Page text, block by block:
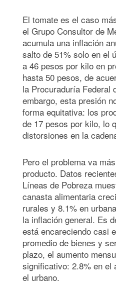
El tomate es el caso
el Grupo Consultor de
acumula una inflación
salto de 51% solo en el
a 46 pesos por kilo en
hasta 50 pesos, de
la Procuraduría Federal
embargo, esta presión
forma equitativa: los
de 17 pesos por kilo, lo
distorsiones en la
Pero el problema va
producto. Datos
Líneas de Pobreza
canasta alimentaria
rurales y 8.1% en
la inflación general. Es
está encareciendo casi
promedio de bienes y
plazo, el aumento
significativo: 2.8% en el
el urbano.